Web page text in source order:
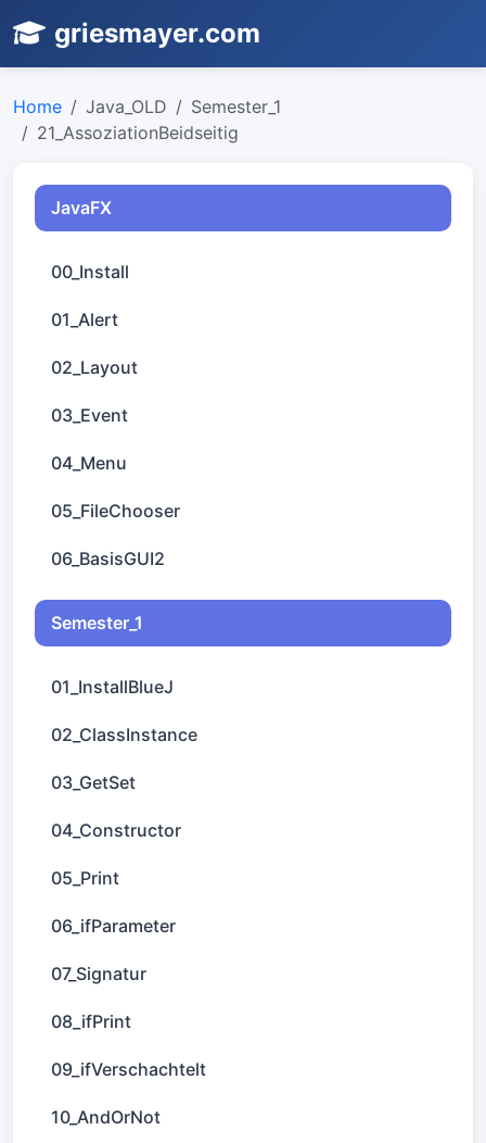
griesmayer.com
Home Java_OLD
Semester_1
21_AssoziationBeidseitig
JavaFX
00_Install
01_Alert
02_Layout
03_Event
04_Menu
05_FileChooser
06_BasisGUI2
Semester_1
01_InstallBlueJ
02_ClassInstance
03_GetSet
04_Constructor
05_Print
06_ifParameter
07_Signatur
08_ifPrint
09_ifVerschachtelt
10_AndOrNot